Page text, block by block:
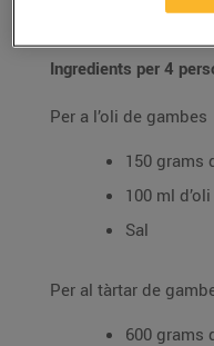
Ingredients per 4
Per a l’oli de gambes
150 grams
100 ml
Sal
Per al tàrtar de
600 grams